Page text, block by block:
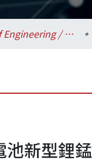
College of Engineering / 工學院
池新型鋰